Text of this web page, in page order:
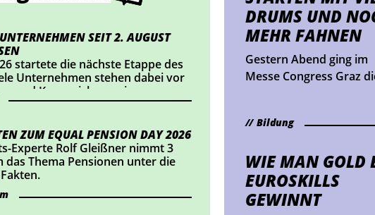
SEIT 2. AUGUST
startete die nächste Etappe des
Unternehmen stehen dabei vor
und Kennzeichnung im
Chatbots einsetzt oder
ob Handlungsbedarf besteht.
ZUM EQUAL PENSION DAY 2026
Experte Rolf Gleißner nimmt 3
Thema Pensionen unter die
DRUMS UND
MEHR FAHNEN
Gestern Abend ging im
Messe Congress Graz
In den kommenden
programmieren beim
europäischen
mehr als 400
Bildung
WIE MAN GOLD
EUROSKILLS
GEWINNT